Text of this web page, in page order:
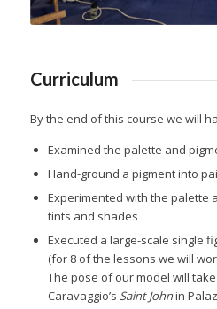
Curriculum
By the end of this course we will
Examined the palette and
Hand-ground a pigment into
Experimented with the palette
tints and shades
Executed a large-scale single
(for 8 of the lessons we will
The pose of our model will
Caravaggio’s Saint Johnin